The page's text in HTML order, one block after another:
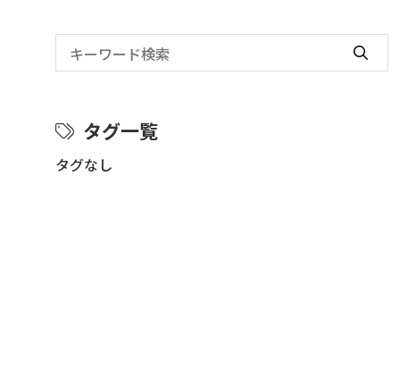
タグ一覧
タグなし